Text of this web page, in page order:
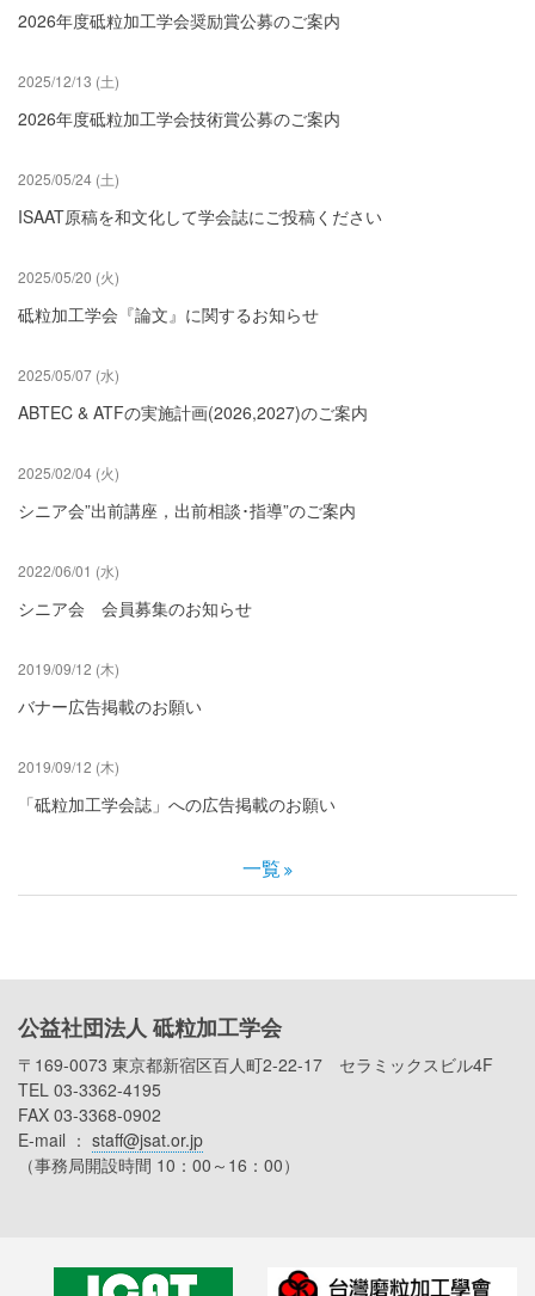
2026年度砥粒加工学会奨励賞公募のご案内
2025/12/13 (土)
2026年度砥粒加工学会技術賞公募のご案内
2025/05/24 (土)
ISAAT原稿を和文化して学会誌にご投稿ください
2025/05/20 (火)
砥粒加工学会『論文』に関するお知らせ
2025/05/07 (水)
ABTEC & ATFの実施計画(2026,2027)のご案内
2025/02/04 (火)
シニア会”出前講座，出前相談･指導”のご案内
2022/06/01 (水)
シニア会 会員募集のお知らせ
2019/09/12 (木)
バナー広告掲載のお願い
2019/09/12 (木)
「砥粒加工学会誌」への広告掲載のお願い
一覧
公益社団法人 砥粒加工学会
〒169-0073 東京都新宿区百人町2-22-17 セラミックスビル4F
TEL 03-3362-4195
FAX 03-3368-0902
E-mail ： staff@jsat.or.jp
（事務局開設時間 10：00～16：00）